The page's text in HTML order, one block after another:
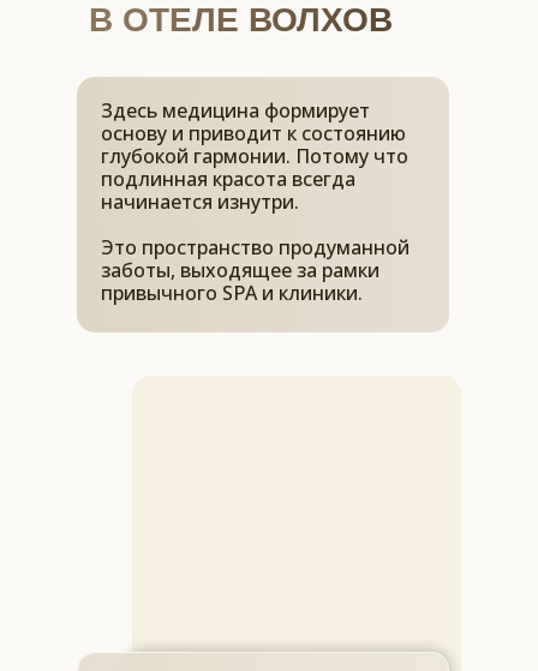
В ОТЕЛЕ ВОЛХОВ
Здесь медицина формирует
основу и приводит к состоянию
глубокой гармонии. Потому что
подлинная красота всегда
начинается изнутри.
Это пространство продуманной
заботы, выходящее за рамки
привычного SPA и клиники.